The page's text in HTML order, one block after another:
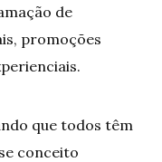
de
promoções
que todos têm
conceito